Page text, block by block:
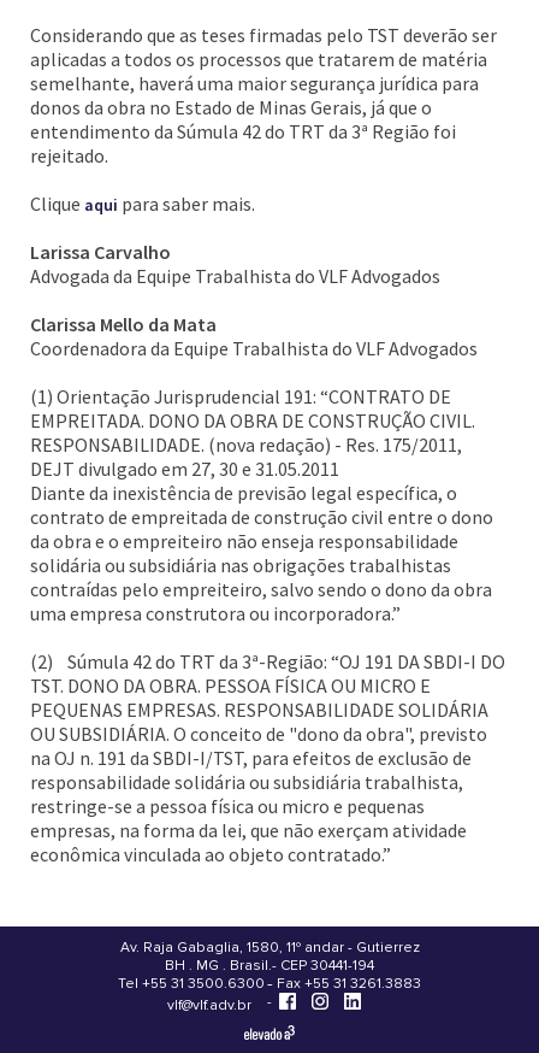
Considerando que as teses firmadas pelo TST deverão ser
aplicadas a todos os processos que tratarem de matéria
semelhante, haverá uma maior segurança jurídica para
donos da obra no Estado de Minas Gerais, já que o
entendimento da Súmula 42 do TRT da 3ª Região foi
rejeitado.
Clique aqui para saber mais.
Larissa Carvalho
Advogada da Equipe Trabalhista do VLF Advogados
Clarissa Mello da Mata
Coordenadora da Equipe Trabalhista do VLF Advogados
(1) Orientação Jurisprudencial 191: “CONTRATO DE
EMPREITADA. DONO DA OBRA DE CONSTRUÇÃO CIVIL.
RESPONSABILIDADE. (nova redação) - Res. 175/2011,
DEJT divulgado em 27, 30 e 31.05.2011
Diante da inexistência de previsão legal específica, o
contrato de empreitada de construção civil entre o dono
da obra e o empreiteiro não enseja responsabilidade
solidária ou subsidiária nas obrigações trabalhistas
contraídas pelo empreiteiro, salvo sendo o dono da obra
uma empresa construtora ou incorporadora.”
(2) Súmula 42 do TRT da 3ª-Região: “OJ 191 DA SBDI-I DO
TST. DONO DA OBRA. PESSOA FÍSICA OU MICRO E
PEQUENAS EMPRESAS. RESPONSABILIDADE SOLIDÁRIA
OU SUBSIDIÁRIA. O conceito de "dono da obra", previsto
na OJ n. 191 da SBDI-I/TST, para efeitos de exclusão de
responsabilidade solidária ou subsidiária trabalhista,
restringe-se a pessoa física ou micro e pequenas
empresas, na forma da lei, que não exerçam atividade
econômica vinculada ao objeto contratado.”
Av. Raja Gabaglia, 1580, 11º andar - Gutierrez
.
BH . MG . Brasil - CEP 30441-194
-
Tel +55 31 3500.6300 - Fax +55 31 3261.3883
-
vlf@vlf.adv.br